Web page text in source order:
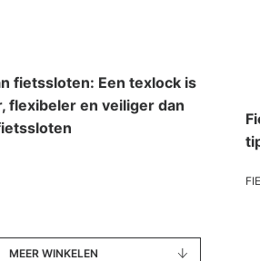
fietssloten: Een texlock is
flexibeler en veiliger dan
MEER WINKELEN